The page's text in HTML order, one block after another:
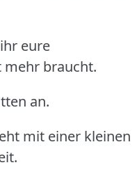
eure
mehr braucht.
an.
mit einer kleinen